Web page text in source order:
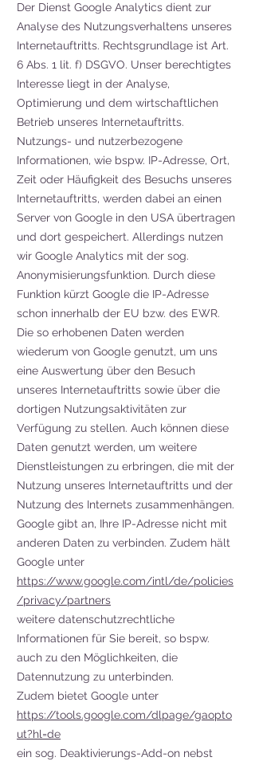
Der Dienst Google Analytics dient zur
Analyse des Nutzungsverhaltens unseres
Internetauftritts. Rechtsgrundlage ist Art.
6 Abs. 1 lit. f) DSGVO. Unser berechtigtes
Interesse liegt in der Analyse,
Optimierung und dem wirtschaftlichen
Betrieb unseres Internetauftritts.
Nutzungs- und nutzerbezogene
Informationen, wie bspw. IP-Adresse, Ort,
Zeit oder Häufigkeit des Besuchs unseres
Internetauftritts, werden dabei an einen
Server von Google in den USA übertragen
und dort gespeichert. Allerdings nutzen
wir Google Analytics mit der sog.
Anonymisierungsfunktion. Durch diese
Funktion kürzt Google die IP-Adresse
schon innerhalb der EU bzw. des EWR.
Die so erhobenen Daten werden
wiederum von Google genutzt, um uns
eine Auswertung über den Besuch
unseres Internetauftritts sowie über die
dortigen Nutzungsaktivitäten zur
Verfügung zu stellen. Auch können diese
Daten genutzt werden, um weitere
Dienstleistungen zu erbringen, die mit der
Nutzung unseres Internetauftritts und der
Nutzung des Internets zusammenhängen.
Google gibt an, Ihre IP-Adresse nicht mit
anderen Daten zu verbinden. Zudem hält
Google unter
https://www.google.com/intl/de/policies
/privacy/partners
weitere datenschutzrechtliche
Informationen für Sie bereit, so bspw.
auch zu den Möglichkeiten, die
Datennutzung zu unterbinden.
Zudem bietet Google unter
https://tools.google.com/dlpage/gaopto
ut?hl=de
ein sog. Deaktivierungs-Add-on nebst